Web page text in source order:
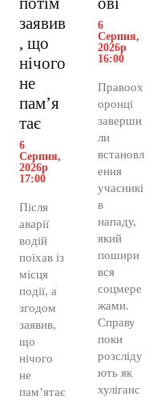
заявив
, що
нічого
не
пам’я
тає
6
Серпня,
2026р
17:00
Після
аварії
водій
поїхав із
місця
події, а
згодом
заявив,
що
нічого
не
пам’ятає
6
Серпня,
2026р
16:00
Правоох
оронці
заверши
ли
встановл
ення
учасникі
в
нападу,
який
пошири
вся
соцмере
жами.
Справу
поки
розсліду
ють як
хуліганс